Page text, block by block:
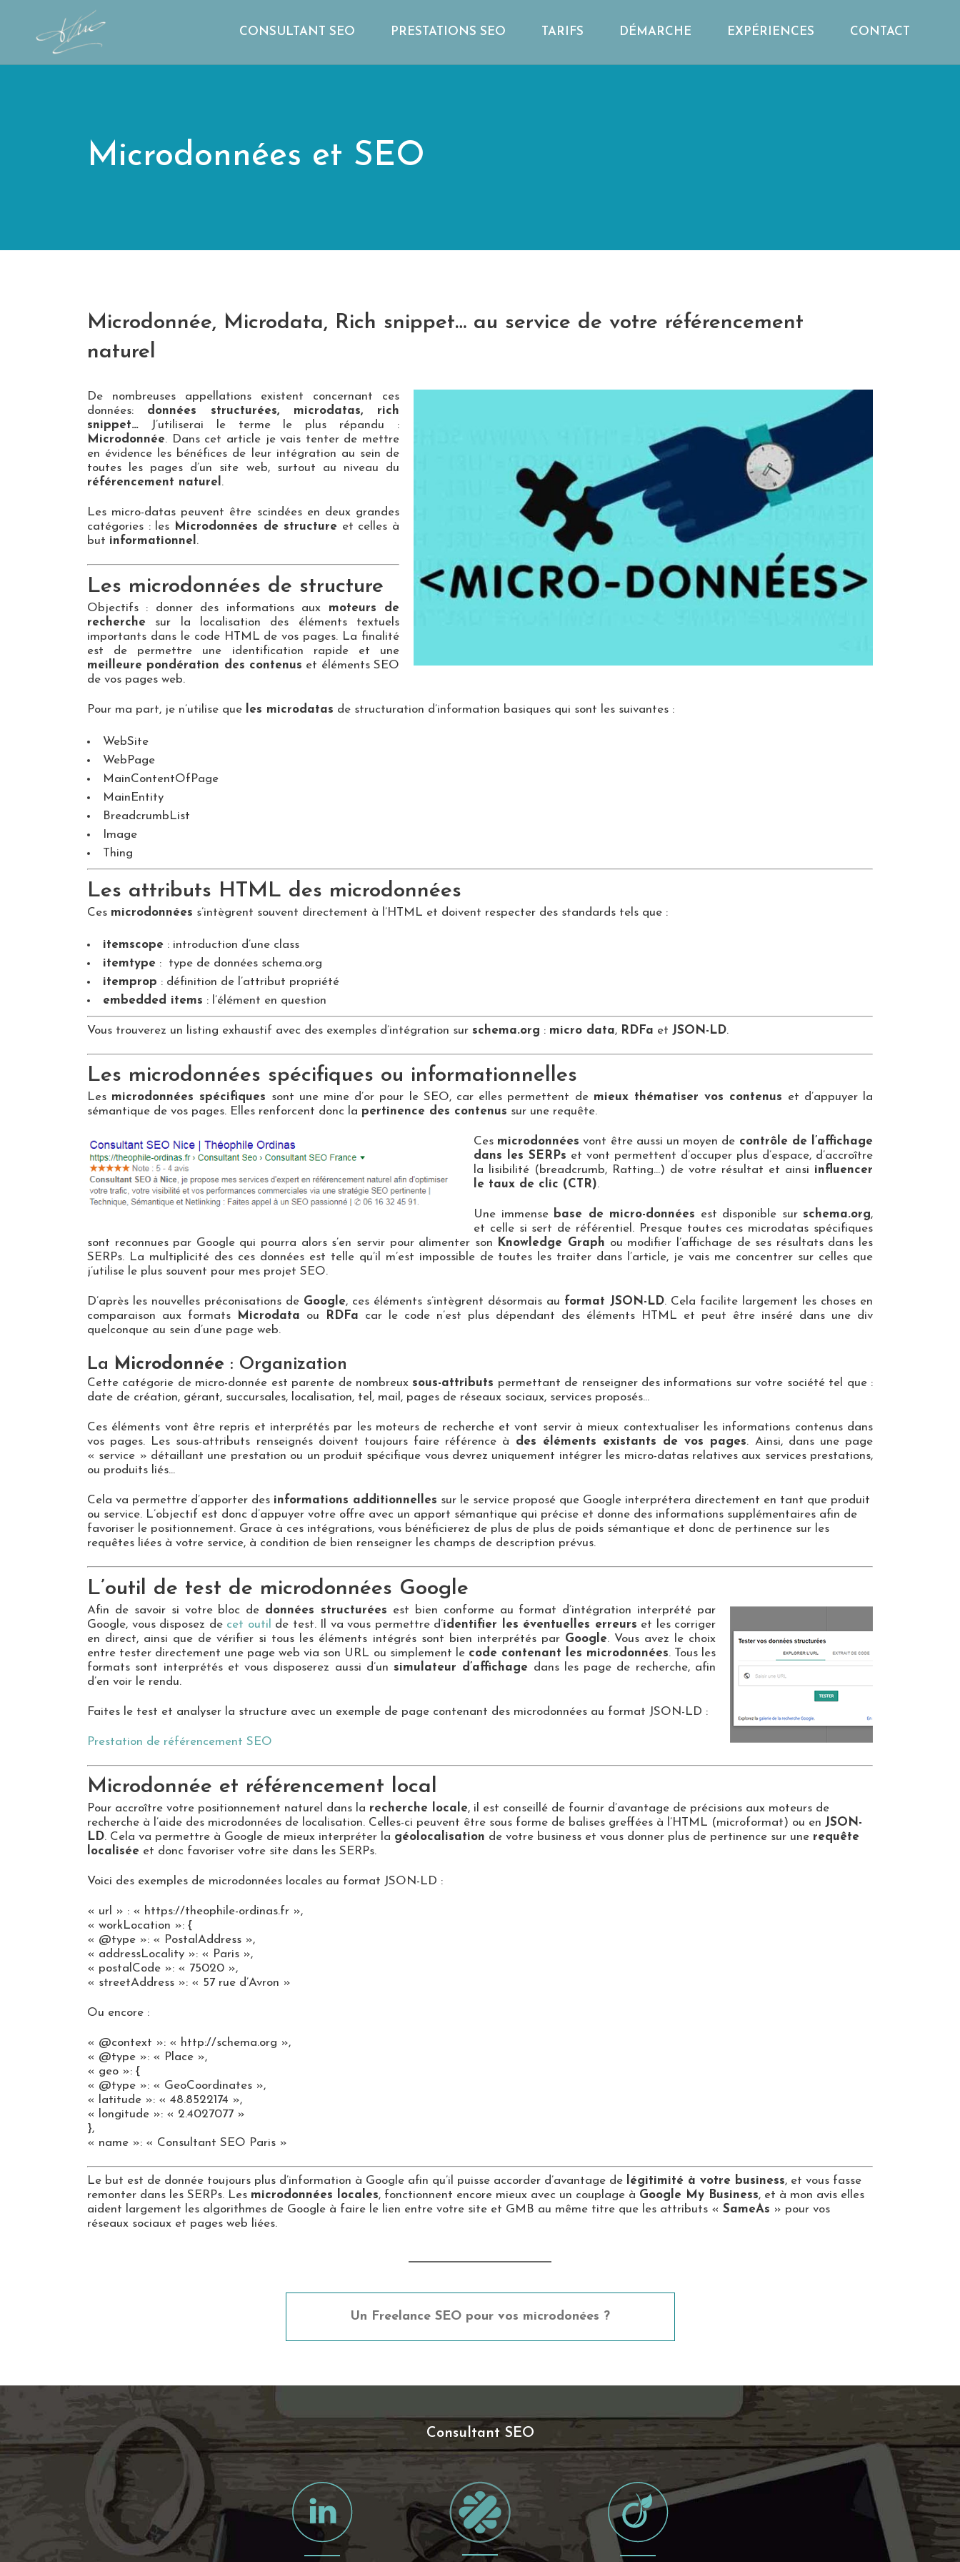
CONSULTANT SEO PRESTATIONS SEO TARIFS DÉMARCHE EXPÉRIENCES CONTACT
Microdonnées et SEO
Microdonnée, Microdata, Rich snippet… au service de votre référencement
naturel
De nombreuses appellations existent concernant ces
données: données structurées, microdatas, rich
snippet… J’utiliserai le terme le plus répandu :
Microdonnée. Dans cet article je vais tenter de mettre
en évidence les bénéfices de leur intégration au sein de
toutes les pages d’un site web, surtout au niveau du
référencement naturel .
Les micro-datas peuvent être scindées en deux grandes
catégories : les
Microdonnées de structure et celles à
but informationnel .
Les microdonnées de structure
Objectifs : donner des informations aux moteurs de
recherche sur la localisation des éléments textuels
importants dans le code HTML de vos pages. La finalité
est de permettre une identification rapide et une
meilleure pondération des contenus et éléments SEO
de vos pages web.
Pour ma part, je n’utilise que les microdatas de structuration d’information basiques qui sont les suivantes :
WebSite
WebPage
MainContentOfPage
MainEntity
BreadcrumbList
Image
Thing
Les attributs HTML des microdonnées
Ces microdonnées s’intègrent souvent directement à l’HTML et doivent respecter des standards tels que :
itemscope : introduction d’une class
itemtype : type de données schema.org
itemprop : définition de l’attribut propriété
embedded items : l’élément en question
Vous trouverez un listing exhaustif avec des exemples d’intégration sur schema.org : micro data, RDFa et JSON-LD.
Les microdonnées spécifiques ou informationnelles
Les microdonnées spécifiques sont une mine d’or pour le SEO, car elles permettent de mieux thématiser vos contenus et d’appuyer la
sémantique de vos pages. Elles renforcent donc la pertinence des contenus sur une requête.
Ces microdonnées vont être aussi un moyen de contrôle de l’affichage
dans les SERPs et vont permettent d’occuper plus d’espace, d’accroître
la lisibilité (breadcrumb, Ratting…) de votre résultat et ainsi influencer
le taux de clic (CTR).
Une immense base de micro-données est disponible sur schema.org,
et celle si sert de référentiel. Presque toutes ces microdatas spécifiques
sont reconnues par Google qui pourra alors s’en servir pour alimenter son
Knowledge Graph ou modifier l’affichage de ses résultats dans les
SERPs. La multiplicité des ces données est telle qu’il m’est impossible de toutes les traiter dans l’article, je vais me concentrer sur celles que
j’utilise le plus souvent pour mes projet SEO.
D’après les nouvelles préconisations de Google, ces éléments s’intègrent désormais au format JSON-LD. Cela facilite largement les choses en
comparaison aux formats
Microdata ou RDFa car le code n’est plus dépendant des éléments HTML et peut être inséré dans une div
quelconque au sein d’une page web.
La Microdonnée : Organization
Cette catégorie de micro-donnée est parente de nombreuxsous-attributs permettant de renseigner des informations sur votre société tel que :
date de création, gérant, succursales, localisation, tel, mail, pages de réseaux sociaux, services proposés…
Ces éléments vont être repris et interprétés par les moteurs de recherche et vont servir à mieux contextualiser les informations contenus dans
vos pages. Les sous-attributs renseignés doivent toujours faire référence à des éléments existants de vos pages. Ainsi, dans une page
« service » détaillant une prestation ou un produit spécifique vous devrez uniquement intégrer les micro-datas relatives aux services prestations,
ou produits liés…
Cela va permettre d’apporter des informations additionnelles sur le service proposé que Google interprétera directement en tant que produit
ou service. L’objectif est donc d’appuyer votre offre avec un apport sémantique qui précise et donne des informations supplémentaires afin de
favoriser le positionnement. Grace à ces intégrations, vous bénéficierez de plus de plus de poids sémantique et donc de pertinence sur les
requêtes liées à votre service, à condition de bien renseigner les champs de description prévus.
L’outil de test de microdonnées Google
Afin de savoir si votre bloc de données structurées est bien conforme au format d’intégration interprété par
Google, vous disposez de cet outil de test. Il va vous permettre d’identifier les éventuelles erreurs et les corriger
en direct, ainsi que de vérifier si tous les éléments intégrés sont bien interprétés par Google. Vous avez le choix
entre tester directement une page web via son URL ou simplement le code contenant les microdonnées. Tous les
formats sont interprétés et vous disposerez aussi d’unsimulateur d’affichage dans les page de recherche, afin
d’en voir le rendu.
Faites le test et analyser la structure avec un exemple de page contenant des microdonnées au format JSON-LD :
Prestation de référencement SEO
Microdonnée et référencement local
Pour accroître votre positionnement naturel dans la recherche locale, il est conseillé de fournir d’avantage de précisions aux moteurs de
recherche à l’aide des microdonnées de localisation. Celles-ci peuvent être sous forme de balises greffées à l’HTML (microformat) ou en JSON-
LD. Cela va permettre à Google de mieux interpréter la géolocalisation de votre business et vous donner plus de pertinence sur une requête
localisée et donc favoriser votre site dans les SERPs.
Voici des exemples de microdonnées locales au format JSON-LD :
« url » : « https://theophile-ordinas.fr »,
« workLocation »: {
« @type »: « PostalAddress »,
« addressLocality »: « Paris »,
« postalCode »: « 75020 »,
« streetAddress »: « 57 rue d’Avron »
Ou encore :
« @context »: « http://schema.org »,
« @type »: « Place »,
« geo »: {
« @type »: « GeoCoordinates »,
« latitude »: « 48.8522174 »,
« longitude »: « 2.4027077 »
},
« name »: « Consultant SEO Paris »
Le but est de donnée toujours plus d’information à Google afin qu’il puisse accorder d’avantage de légitimité à votre business, et vous fasse
remonter dans les SERPs. Les microdonnées locales, fonctionnent encore mieux avec un couplage à Google My Business, et à mon avis elles
aident largement les algorithmes de Google à faire le lien entre votre site et GMB au même titre que les attributs « SameAs » pour vos
réseaux sociaux et pages web liées.
Un Freelance SEO pour vos microdonées ?
Consultant SEO